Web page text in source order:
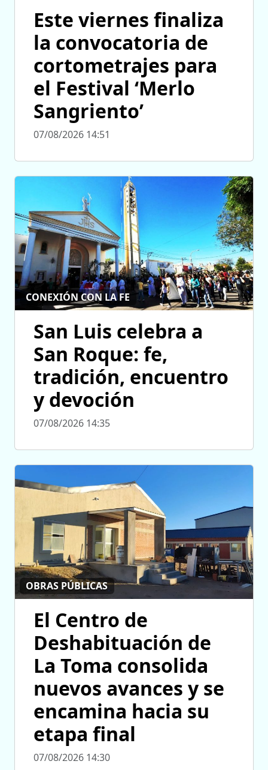
Este viernes finaliza
la convocatoria de
cortometrajes para
el Festival ‘Merlo
Sangriento’
07/08/2026 14:51
CONEXIÓN CON LA FE
San Luis celebra a
San Roque: fe,
tradición, encuentro
y devoción
07/08/2026 14:35
OBRAS PÚBLICAS
El Centro de
Deshabituación de
La Toma consolida
nuevos avances y se
encamina hacia su
etapa final
07/08/2026 14:30